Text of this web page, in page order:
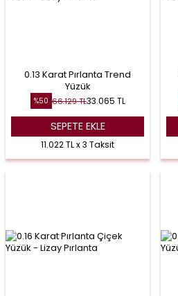
0.13 Karat Pırlanta Trend
Yüzük
%50 66.129TL33.065 TL
SEPETE EKLE
11.022 TL x 3 Taksit